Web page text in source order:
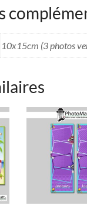
10x15cm (3 photos